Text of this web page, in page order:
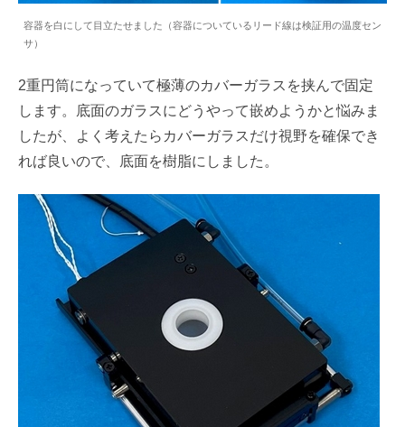
容器を白にして目立たせました（容器についているリード線は検証用の温度セン
サ）
2重円筒になっていて極薄のカバーガラスを挟んで固定
します。底面のガラスにどうやって嵌めようかと悩みま
したが、よく考えたらカバーガラスだけ視野を確保でき
れば良いので、底面を樹脂にしました。